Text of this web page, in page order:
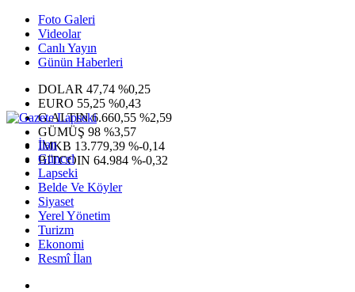
Foto Galeri
Videolar
Canlı Yayın
Günün Haberleri
DOLAR 47,74 %0,25
EURO 55,25 %0,43
G.ALTIN6.660,55 %2,59
GÜMÜŞ 98 %3,57
IMKB 13.779,39 %-0,14
BITCOIN 64.984 %-0,32
İlan
Güncel
Lapseki
Belde Ve Köyler
Siyaset
Yerel Yönetim
Turizm
Ekonomi
Resmî İlan